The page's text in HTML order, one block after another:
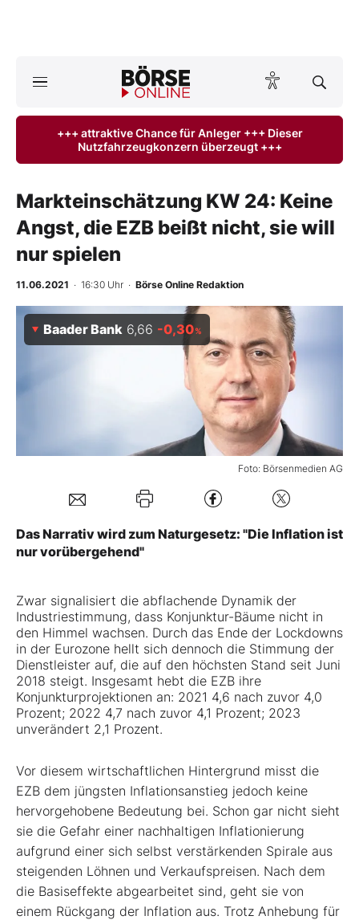
ktuelle Ausgabe BÖRSE ONLINE lesen
Anlageprodukte
Finanz-Check
Abo & Shop
BO-Musterdepots
Experten
Folgen Sie uns
Kontakt
+++ attraktive Chance für Anleger +++ Dieser
Nutzfahrzeugkonzern überzeugt +++
Markteinschätzung KW 24: Keine
Angst, die EZB beißt nicht, sie will
nur spielen
11.06.2021 · 16:30 Uhr · Börse Online Redaktion
Foto: Börsenmedien AG
Baader Bank 6,66 -0,30%
Das Narrativ wird zum Naturgesetz: "Die Inflation ist
nur vorübergehend"
Zwar signalisiert die abflachende Dynamik der
Industriestimmung, dass Konjunktur-Bäume nicht in
den Himmel wachsen. Durch das Ende der Lockdowns
in der Eurozone hellt sich dennoch die Stimmung der
Dienstleister auf, die auf den höchsten Stand seit Juni
2018 steigt. Insgesamt hebt die EZB ihre
Konjunkturprojektionen an: 2021 4,6 nach zuvor 4,0
Prozent; 2022 4,7 nach zuvor 4,1 Prozent; 2023
unverändert 2,1 Prozent.
Vor diesem wirtschaftlichen Hintergrund misst die
EZB dem jüngsten Inflationsanstieg jedoch keine
hervorgehobene Bedeutung bei. Schon gar nicht sieht
sie die Gefahr einer nachhaltigen Inflationierung
aufgrund einer sich selbst verstärkenden Spirale aus
steigenden Löhnen und Verkaufspreisen. Nach dem
die Basiseffekte abgearbeitet sind, geht sie von
einem Rückgang der Inflation aus. Trotz Anhebung für